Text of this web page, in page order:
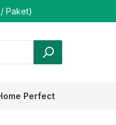
Paket)
Perfect